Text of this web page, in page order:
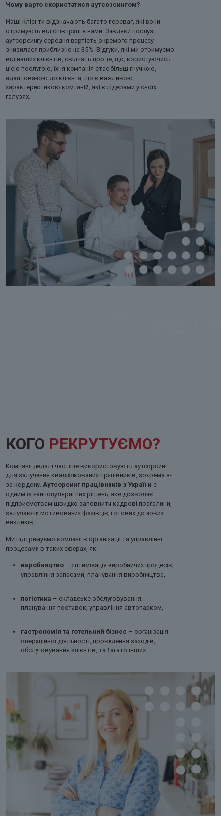
Чому варто скористатися аутсорсингом?
Наші клієнти відзначають багато переваг, які вони
отримують від співпраці з нами. Завдяки послузі
аутсорсингу середня вартість окремого процесу
знизилася приблизно на 35%. Відгуки, які ми отримуємо
від наших клієнтів, свідчать про те, що, користуючись
цією послугою, їхня компанія стає більш гнучкою,
адаптованою до клієнта, що є важливою
характеристикою компаній, які є лідерами у своїх
галузях.
КОГО РЕКРУТУЄМО?
Компанії дедалі частіше використовують аутсорсинг
для залучення кваліфікованих працівників, зокрема з-
за кордону. Аутсорсинг працівників з України є
одним із найпопулярніших рішень, яке дозволяє
підприємствам швидко заповнити кадрові прогалини,
залучаючи мотивованих фахівців, готових до нових
викликів.
Ми підтримуємо компанії в організації та управлінні
процесами в таких сферах, як:
виробництво – оптимізація виробничих процесів,
управління запасами, планування виробництва,
логістика – складське обслуговування,
планування поставок, управління автопарком,
гастрономія та готельний бізнес – організація
операційної діяльності, проведення заходів,
обслуговування клієнтів, та багато інших.